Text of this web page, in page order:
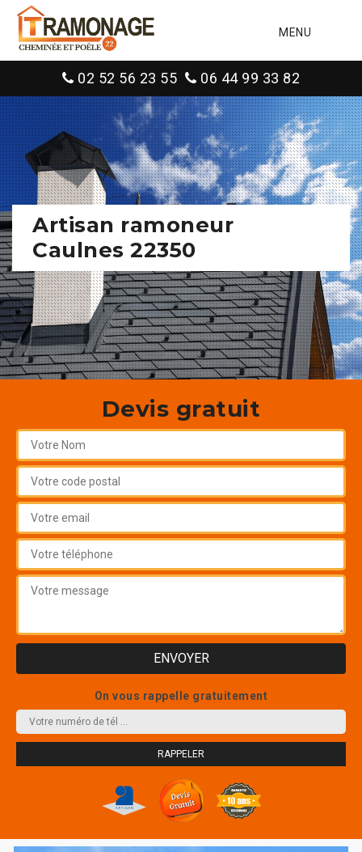
MENU
02 52 56 23 55 06 44 99 33 82
Artisan ramoneur
Caulnes 22350
Devis gratuit
On vous rappelle gratuitement